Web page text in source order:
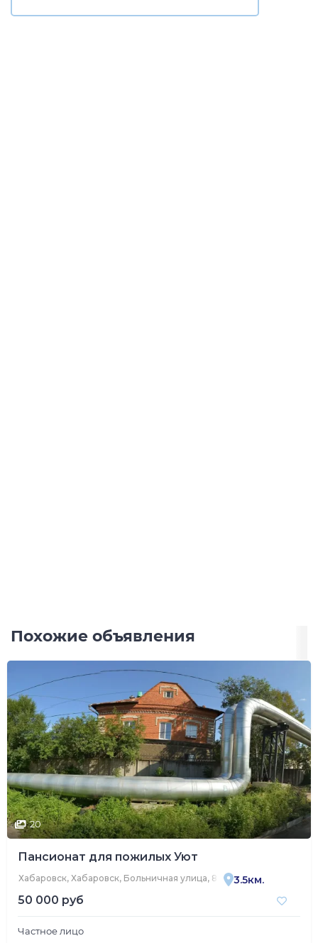
Похожие объявления
20
Пансионат для пожилых Уют
Хабаровск, Хабаровск, Больничная улица, 8В 3.5км.
50 000 руб
Частное лицо